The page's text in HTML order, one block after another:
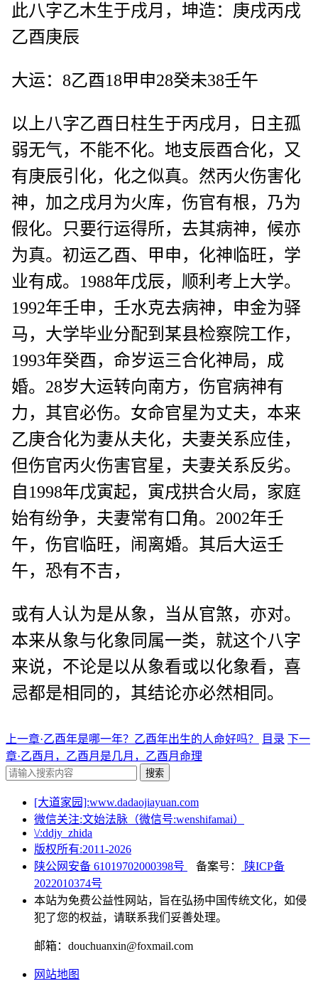
此八字乙木生于戌月，坤造：庚戌丙戌
乙酉庚辰
大运：8乙酉18甲申28癸未38壬午
以上八字乙酉日柱生于丙戌月，日主孤
弱无气，不能不化。地支辰酉合化，又
有庚辰引化，化之似真。然丙火伤害化
神，加之戌月为火库，伤官有根，乃为
假化。只要行运得所，去其病神，候亦
为真。初运乙酉、甲申，化神临旺，学
业有成。1988年戊辰，顺利考上大学。
1992年壬申，壬水克去病神，申金为驿
马，大学毕业分配到某县检察院工作，
1993年癸酉，命岁运三合化神局，成
婚。28岁大运转向南方，伤官病神有
力，其官必伤。女命官星为丈夫，本来
乙庚合化为妻从夫化，夫妻关系应佳，
但伤官丙火伤害官星，夫妻关系反劣。
自1998年戊寅起，寅戌拱合火局，家庭
始有纷争，夫妻常有口角。2002年壬
午，伤官临旺，闹离婚。其后大运壬
午，恐有不吉，
或有人认为是从象，当从官煞，亦对。
本来从象与化象同属一类，就这个八字
来说，不论是以从象看或以化象看，喜
忌都是相同的，其结论亦必然相同。
上一章·乙酉年是哪一年？乙酉年出生的人命好吗？ 目录 下一
章·乙酉月，乙酉月是几月，乙酉月命理
搜索
[大道家园]:www.dadaojiayuan.com
微信关注:文始法脉（微信号:wenshifamai）
\/:ddjy_zhida
版权所有:2011-2026
陕公网安备 61019702000398号
备案号：
陕ICP备
2022010374号
本站为免费公益性网站，旨在弘扬中国传统文化，如侵
犯了您的权益，请联系我们妥善处理。
邮箱：douchuanxin@foxmail.com
网站地图